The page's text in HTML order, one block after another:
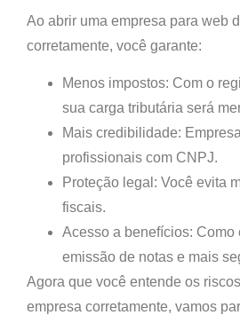
Ao abrir uma empresa para web
corretamente, você garante:
Menos impostos: Com o
sua carga tributária será
Mais credibilidade:
profissionais com CNPJ.
Proteção legal : Você evita
fiscais.
Acesso a benefícios: Como
emissão de notas e mais
Agora que você entende os
empresa corretamente, vamos